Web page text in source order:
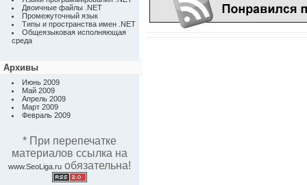
Двоичные файлы .NET
Промежуточный язык
Типы и пространства имен .NET
Общеязыковая исполняющая
среда
Архивы
Июнь 2009
Май 2009
Апрель 2009
Март 2009
Февраль 2009
* При перепечатке
материалов ссылка на
www.SeoLiga.ru обязательна!